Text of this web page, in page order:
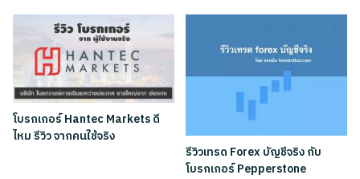
โบรกเกอร์ Hantec Markets ดี
ไหม รีวิว จากคนใช้จริง
รีวิวเทรด Forex บัญชีจริง กับ
โบรกเกอร์ Pepperstone